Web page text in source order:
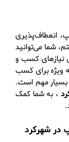
انعطاف‌پذیری
شما می‌توانید
نیازهای کسب و
ویژه برای کسب
بسیار مهم است.
، به شما کمک
در شهرکرد